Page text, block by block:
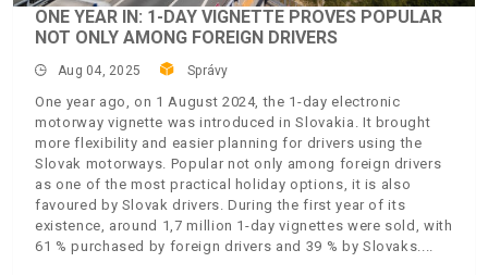
ONE YEAR IN: 1-DAY VIGNETTE PROVES POPULAR
NOT ONLY AMONG FOREIGN DRIVERS
Aug 04, 2025 Správy
One year ago, on 1 August 2024, the 1-day electronic
motorway vignette was introduced in Slovakia. It brought
more flexibility and easier planning for drivers using the
Slovak motorways. Popular not only among foreign drivers
as one of the most practical holiday options, it is also
favoured by Slovak drivers. During the first year of its
existence, around 1,7 million 1-day vignettes were sold, with
61 % purchased by foreign drivers and 39 % by Slovaks.